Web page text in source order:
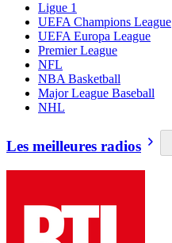
Ligue 1
UEFA Champions League
UEFA Europa League
Premier League
NFL
NBA Basketball
Major League Baseball
NHL
Les meilleures radios